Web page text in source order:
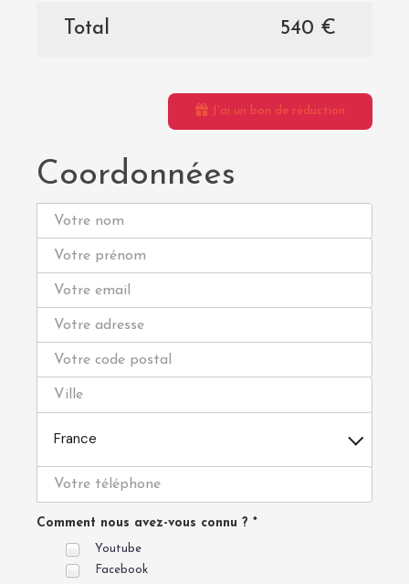
Total 540 €
J'ai un bon de réduction
Coordonnées
France
Comment nous avez-vous connu ? *
Youtube
Facebook